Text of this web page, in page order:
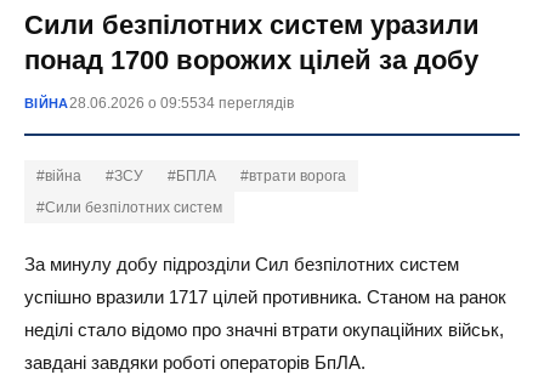
Сили безпілотних систем уразили
понад 1700 ворожих цілей за добу
ВІЙНА28.06.2026 о 09:5534 переглядів
#війна #ЗСУ #БПЛА
#втрати ворога
#Сили безпілотних систем
За минулу добу підрозділи Сил безпілотних систем
успішно вразили 1717 цілей противника. Станом на ранок
неділі стало відомо про значні втрати окупаційних військ,
завдані завдяки роботі операторів БпЛА.